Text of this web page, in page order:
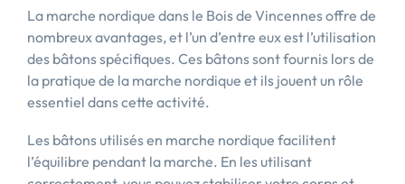
La marche nordique dans le Bois de Vincennes offre de
nombreux avantages, et l’un d’entre eux est l’utilisation
des bâtons spécifiques. Ces bâtons sont fournis lors de
la pratique de la marche nordique et ils jouent un rôle
essentiel dans cette activité.
Les bâtons utilisés en marche nordique facilitent
l’équilibre pendant la marche. En les utilisant